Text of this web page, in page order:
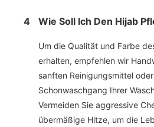
4 Wie Soll Ich Den Hijab
Um die Qualität und Farbe
erhalten, empfehlen wir
sanften Reinigungsmittel
Schonwaschgang Ihrer
Vermeiden Sie aggressive
übermäßige Hitze, um die